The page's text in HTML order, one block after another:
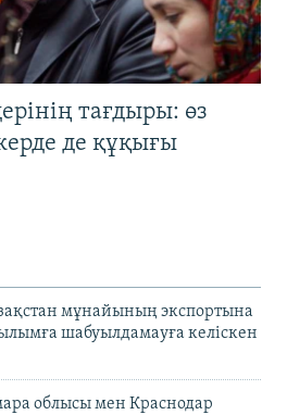
тағдыры: өз
де құқығы
мұнайының экспортына
шабуылдамауға келіскен
облысы мен Краснодар